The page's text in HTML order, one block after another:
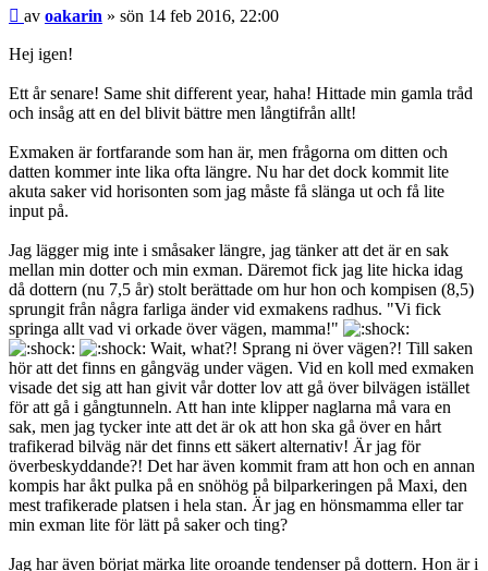
Inlägg
av oakarin » sön 14 feb 2016, 22:00
Hej igen!
Ett år senare! Same shit different year, haha! Hittade min gamla tråd
och insåg att en del blivit bättre men långtifrån allt!
Exmaken är fortfarande som han är, men frågorna om ditten och
datten kommer inte lika ofta längre. Nu har det dock kommit lite
akuta saker vid horisonten som jag måste få slänga ut och få lite
input på.
Jag lägger mig inte i småsaker längre, jag tänker att det är en sak
mellan min dotter och min exman. Däremot fick jag lite hicka idag
då dottern (nu 7,5 år) stolt berättade om hur hon och kompisen (8,5)
sprungit från några farliga änder vid exmakens radhus. "Vi fick
springa allt vad vi orkade över vägen, mamma!"
Wait, what?! Sprang ni över vägen?! Till saken
hör att det finns en gångväg under vägen. Vid en koll med exmaken
visade det sig att han givit vår dotter lov att gå över bilvägen istället
för att gå i gångtunneln. Att han inte klipper naglarna må vara en
sak, men jag tycker inte att det är ok att hon ska gå över en hårt
trafikerad bilväg när det finns ett säkert alternativ! Är jag för
överbeskyddande?! Det har även kommit fram att hon och en annan
kompis har åkt pulka på en snöhög på bilparkeringen på Maxi, den
mest trafikerade platsen i hela stan. Är jag en hönsmamma eller tar
min exman lite för lätt på saker och ting?
Jag har även börjat märka lite oroande tendenser på dottern. Hon är i